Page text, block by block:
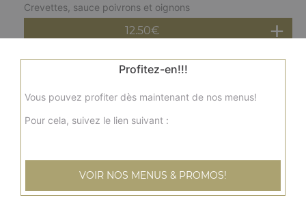
Crevettes, sauce poivrons et oignons
12.50€
12.50
Crevettes malai korma
Crevettes, noix de cajou, amandes, lait, crème fraîche,
raisins secs, fromage
Profitez-en!!!
Vous pouvez profiter dès maintenant de nos menus!
Pour cela, suivez le lien suivant :
VOIR NOS MENUS & PROMOS!